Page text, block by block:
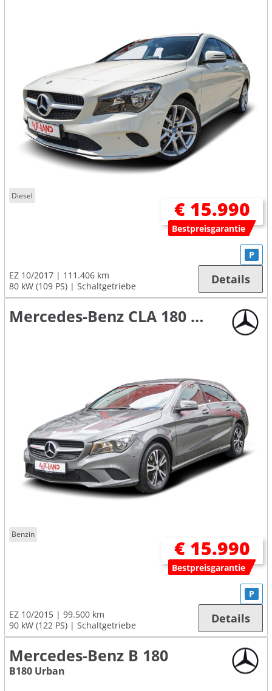
Diesel
€ 15.990
Bestpreisgarantie
EZ 10/2017
111.406 km
80 kW (109 PS)
Schaltgetriebe
P
Details
Mercedes-Benz CLA 180 Shooting Brake
Benzin
€ 15.990
Bestpreisgarantie
EZ 10/2015
99.500 km
90 kW (122 PS)
Schaltgetriebe
P
Details
Mercedes-Benz B 180
B180 Urban